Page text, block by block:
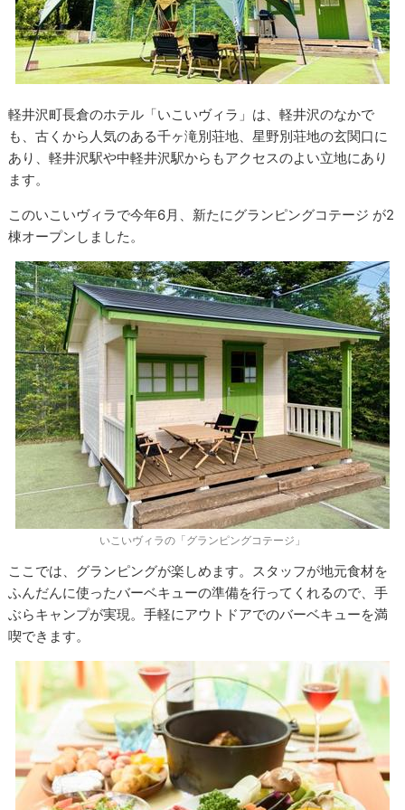
軽井沢町長倉のホテル「いこいヴィラ」は、軽井沢のなかで
も、古くから人気のある千ヶ滝別荘地、星野別荘地の玄関口に
あり、軽井沢駅や中軽井沢駅からもアクセスのよい立地にあり
ます。
このいこいヴィラで今年6月、新たにグランピングコテージ が2
棟オープンしました。
いこいヴィラの「グランピングコテージ」
ここでは、グランピングが楽しめます。スタッフが地元食材を
ふんだんに使ったバーベキューの準備を行ってくれるので、手
ぶらキャンプが実現。手軽にアウトドアでのバーベキューを満
喫できます。